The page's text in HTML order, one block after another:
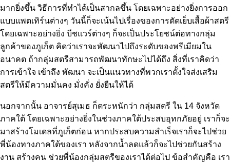
มากยิ่งขึ้น วิธีการที่ทำได้เป็นสากลขึ้น โดยเฉพาะอย่างยิ่งการออก
แบบแพตเทิร์นต่างๆ วันนี้ก็จะเน้นไปเรื่องของการตัดเย็บเสื้อผ้าสตรี
โดยเฉพาะอย่างยิ่ง บีชแวร์ต่างๆ ก็จะเป็นประโยชน์ต่อทางกลุ่ม
ลูกค้าของภูเก็ต คิดว่าเราจะพัฒนาไปถึงระดับของพรีเมียมใน
อนาคต ถ้ากลุ่มสตรีสามารถพัฒนาทักษะไปได้ถึง สิ่งที่เราคิดว่า
การเข้าใจ เข้าถึง พัฒนา จะเป็นแนวทางที่พวกเราตั้งใจส่งเสริม
สตรีให้มีความมั่นคง มั่งคั่ง ยั่งยืนให้ได้
นอกจากนั้น อาจารย์สุเมธ ก็ตระหนักว่า กลุ่มสตรี ใน 14 จังหวัด
ภาคใต้ โดยเฉพาะอย่างยิ่งในช่วงภาคใต้ประสบอุทกภัยอยู่ เราก็จะ
มาสร้างโมเดลที่ภูเก็ตก่อน หากประสบความสำเร็จเราก็จะไปช่วย
พี่น้องทางภาคใต้ของเรา หลังจากน้ำลดแล้วก็จะไปช่วยกันสร้าง
งาน สร้างคน ช่วยพี่น้องกลุ่มสตรีของเราได้ต่อไป ข้อสำคัญคือ เรา